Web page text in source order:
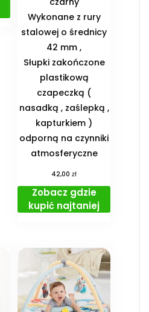
Wykonane z rury
stalowej o średnicy
42 mm ,
Słupki zakończone
plastikową
czapeczką (
nasadką , zaślepką ,
kapturkiem )
odporną na czynniki
atmosferyczne
42,00zł
Zobacz gdzie
kupić najtaniej